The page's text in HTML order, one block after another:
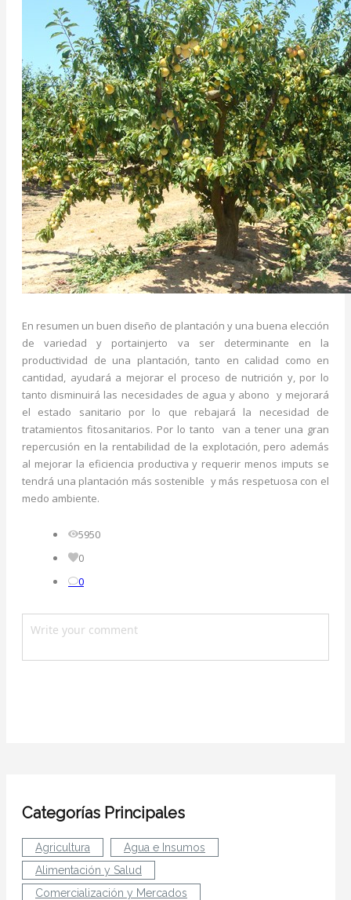
En resumen un buen diseño de plantación y una buena elección
de variedad y portainjerto va ser determinante en la
productividad de una plantación, tanto en calidad como en
cantidad, ayudará a mejorar el proceso de nutrición y, por lo
tanto disminuirá las necesidades de agua y abono y mejorará
el estado sanitario por lo que rebajará la necesidad de
tratamientos fitosanitarios. Por lo tanto van a tener una gran
repercusión en la rentabilidad de la explotación, pero además
al mejorar la eficiencia productiva y requerir menos imputs se
tendrá una plantación más sostenible y más respetuosa con el
medo ambiente.
5950
0
0
Categorías Principales
Agricultura
Agua e Insumos
Alimentación y Salud
Comercialización y Mercados